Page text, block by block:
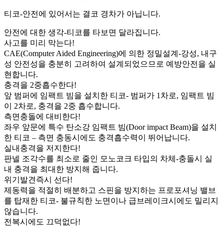
티코-안전에 있어서는 결코 경차가 아닙니다.
안전에 대한 생각-티코를 타보면 달라집니다.
사고를 미리 막는다!
CAE(Computer Aided Engineering)에 의한 정밀설계-강성, 내구
성 안전성을 충분히 고려하여 설계되었으므로 예방안전을 실
현합니다.
충격을 2중흡수한다!
앞 범퍼에 임팩트 빔을 설치한 티코- 범퍼가 1차로, 임팩트 빔
이 2차로, 충격을 2중 흡수합니다.
측면충돌에 대비한다!
좌우 앞문에 특수 탄소강 임팩트 빔(Door impact Beam)을 설치
한 티코 – 측면 충동시에도 충격흡수력이 뛰어납니다.
실내충격을 저지한다!
판넬 조각수를 최소로 줄인 모노코크 타입의 차체-충돌시 실
내 충격을 최대한 방지해 줍니다.
위기발견즉시 선다!
제동력을 적절히 배분하고 스핀을 방지하는 프로포셔닝 밸브
를 탑재한 티코- 불규칙한 노면이나 급브레이크시에도 밀리지
않습니다.
전복시에도 끄덕없다!